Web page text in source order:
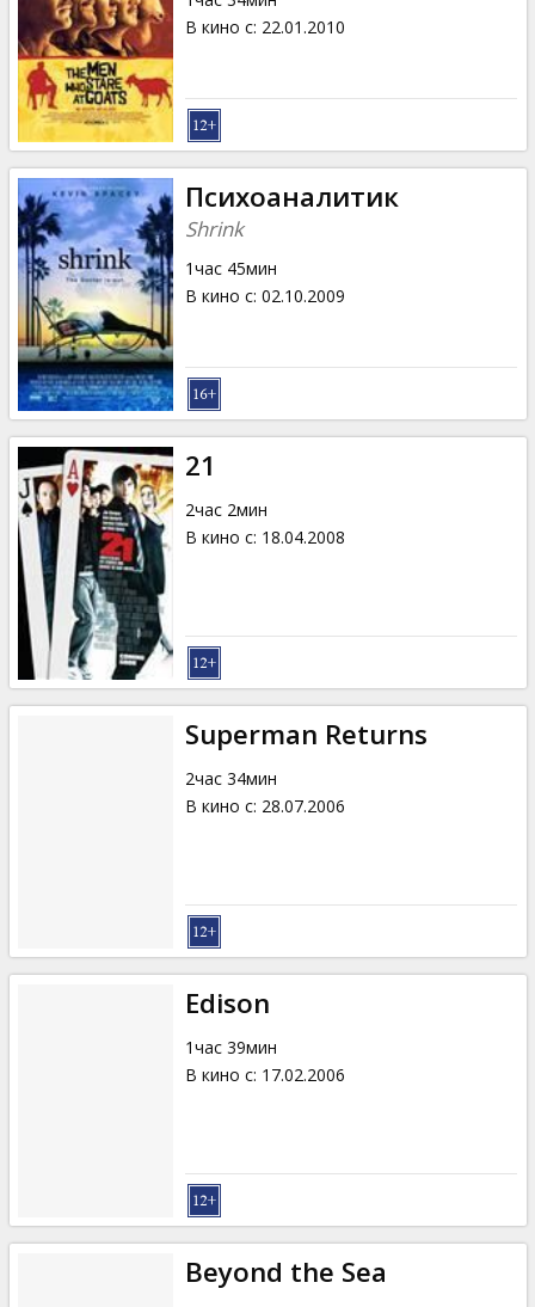
В кино с: 22.01.2010
Психоаналитик
Shrink
1час 45мин
В кино с: 02.10.2009
21
2час 2мин
В кино с: 18.04.2008
Superman Returns
2час 34мин
В кино с: 28.07.2006
Edison
1час 39мин
В кино с: 17.02.2006
Beyond the Sea